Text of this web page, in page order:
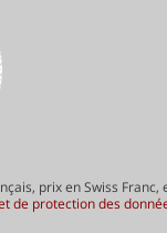
prix en Swiss Franc,
de protection des